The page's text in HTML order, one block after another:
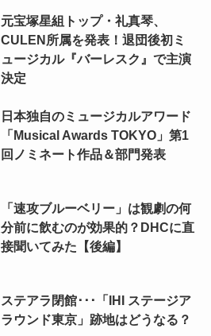
元宝塚星組トップ・礼真琴、
CULEN所属を発表！退団後初ミ
ュージカル『バーレスク』で主演
決定
日本独自のミュージカルアワード
「Musical Awards TOKYO」第1
回ノミネート作品＆部門発表
「速攻ブルーベリー」は観劇の何
分前に飲むのが効果的？DHCに直
接聞いてみた【後編】
ステアラ閉館･･･「IHI ステージア
ラウンド東京」跡地はどうなる？